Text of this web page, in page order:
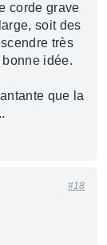
corde grave
soit des
très
idée.
que la
#18